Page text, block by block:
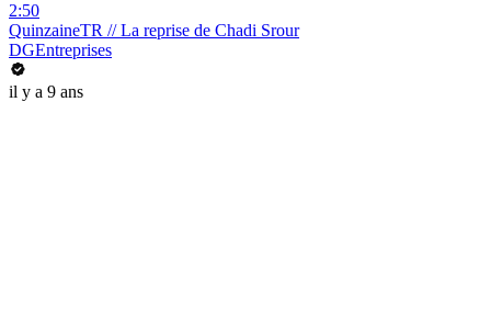
2:50
QuinzaineTR // La reprise de Chadi Srour
DGEntreprises
il y a 9 ans